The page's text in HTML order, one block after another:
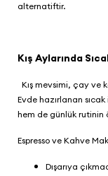
alternatiftir.
Kış Aylarında
Kış mevsimi, çay ve
Evde hazırlanan
hem de günlük rutinin
Espresso ve Kahve
Dışarıya